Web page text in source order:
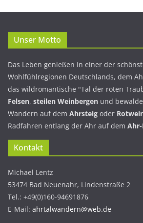
Unser Motto
Das Leben genießen in einer der
Wohlfühlregionen Deutschlands, dem
das wildromantische "Tal der roten
Felsen, steilen Weinbergen und
Wandern auf dem Ahrsteig oder
Radfahren entlang der Ahr auf dem Ahr-
Kontakt
Michael Lentz
53474 Bad Neuenahr, Lindenstraße 2
Tel.: +49(0)160-94691876
E-Mail: ahrtalwandern@web.de